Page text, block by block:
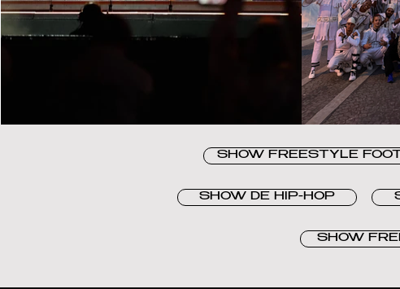
SHOW FREESTYLE
SHOW DE HIP-HOP
SHOW